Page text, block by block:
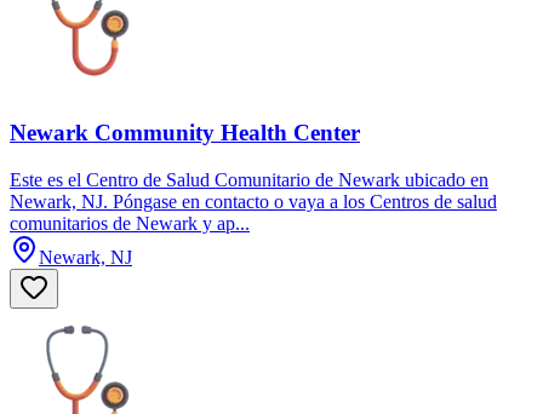
Newark Community Health Center
Este es el Centro de Salud Comunitario de Newark ubicado en
Newark, NJ. Póngase en contacto o vaya a los Centros de salud
comunitarios de Newark y ap...
Newark, NJ